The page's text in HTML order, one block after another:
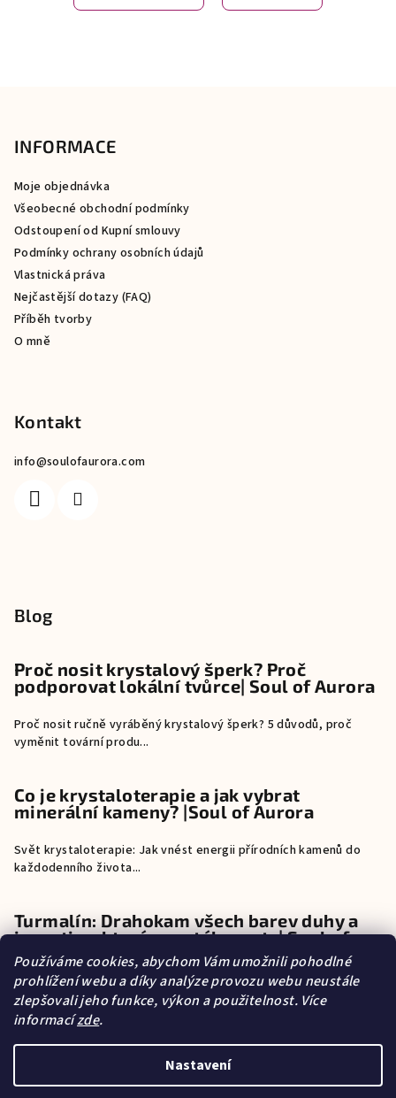
Používáme cookies, abychom Vám umožnili pohodlné
prohlížení webu a díky analýze provozu webu neustále
zlepšovali jeho funkce, výkon a použitelnost. Více
informacízde.
Nastavení
INFORMACE
Moje objednávka
Všeobecné obchodní podmínky
Odstoupení od Kupní smlouvy
Podmínky ochrany osobních údajů
Vlastnická práva
Nejčastější dotazy (FAQ)
Příběh tvorby
O mně
Kontakt
info@soulofaurora.com
Blog
Proč nosit krystalový šperk? Proč
podporovat lokální tvůrce| Soul of Aurora
Proč nosit ručně vyráběný krystalový šperk? 5 důvodů, proč
vyměnit tovární produ...
Co je krystaloterapie a jak vybrat
minerální kameny? |Soul of Aurora
Svět krystaloterapie: Jak vnést energii přírodních kamenů do
každodenního života...
Turmalín: Drahokam všech barev duhy a
investice, která neustále roste| Soul of
Aurora
Turmalín: Drahokam všech barev duhy a investice, která neustále
roste Pokud exi...
O mně